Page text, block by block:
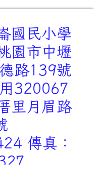
國民小學
園市中壢
路139號
320067
里月眉路
傳真：